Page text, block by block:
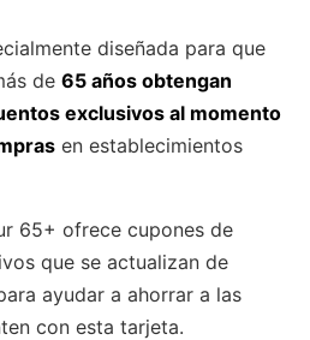
diseñada para que
de 65 años obtengan
exclusivos al momento
en establecimientos
65+ ofrece cupones de
que se actualizan de
ayudar a ahorrar a las
con esta tarjeta.